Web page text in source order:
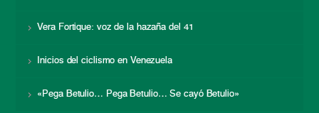
Vera Fortique: voz de la hazaña del 41
Inicios del ciclismo en Venezuela
«Pega Betulio… Pega Betulio… Se cayó Betulio»